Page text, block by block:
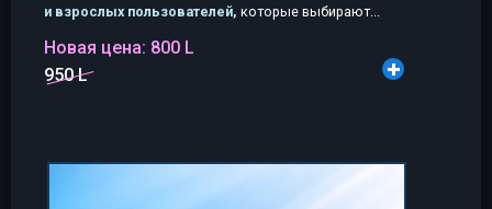
и взрослых пользователей, которые выбирают...
Новая цена: 800 L
950 L